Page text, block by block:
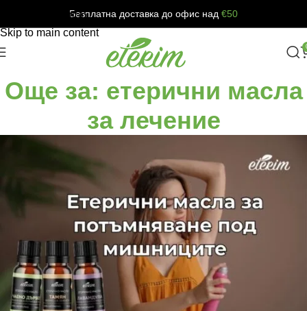
Skip to navigation
Skip to main content
Безплатна доставка до офис над €50
Още за: етерични масла
за лечение